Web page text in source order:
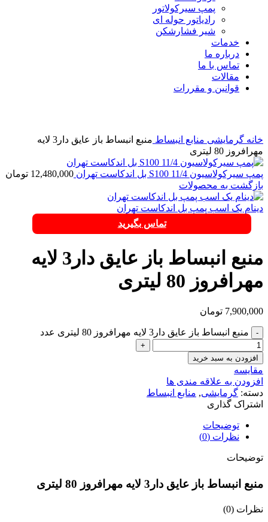
پمپ سیرکولاتور
رادیاتور حوله ای
شیر فشارشکن
خدمات
درباره ما
تماس با ما
مقالات
قوانین و مقررات
خانه گرمایشی منابع انبساط
منبع انبساط باز عایق دار3 لایه
مهرافروز 80 لیتری
پمپ سیرکولاسیون S100 11/4 بل اندکاست تهران 12,480,000 تومان
بازگشت به محصولات
دینام یک اسب پمپ بل اندکاست تهران
تماس بگیرید
منبع انبساط باز عایق دار3 لایه
مهرافروز 80 لیتری
7,900,000 تومان
منبع انبساط باز عایق دار3 لایه مهرافروز 80 لیتری عدد
افزودن به سبد خرید
مقایسه
افزودن به علاقه مندی ها
دسته: گرمایشی, منابع انبساط
اشتراک گذاری
توضیحات
نظرات (0)
توضیحات
منبع انبساط باز عایق دار3 لایه مهرافروز 80 لیتری
نظرات (0)